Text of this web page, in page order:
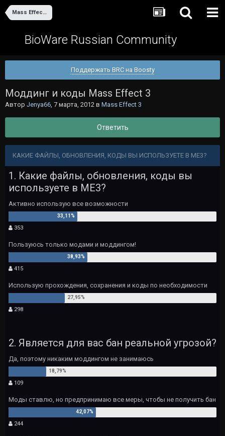
Mass Effect 3
BioWare Russian Community
Поддержать BRC на Boosty
Моддинг и коды Mass Effect 3
Автор Jenya66, 7 марта, 2012 в Mass Effect 3
Ответить
КАКИЕ ФАЙЛЫ, ОБНОВЛЕНИЯ, КОДЫ ВЫ ИСПОЛЬЗУЕТЕ В ME3?
1. Какие файлы, обновления, коды вы
используете в ME3?
Активно использую все возможности
353
Пользуюсь только модами и моддингом!
415
Использую прохождения, сохранения и коды по необходимости
298
2. Является для вас бан реальной угрозой?
Да, поэтому никаким моддингом не занимаюсь
109
Моды ставлю, но предпринимаю все меры, чтобы не получить бан
244